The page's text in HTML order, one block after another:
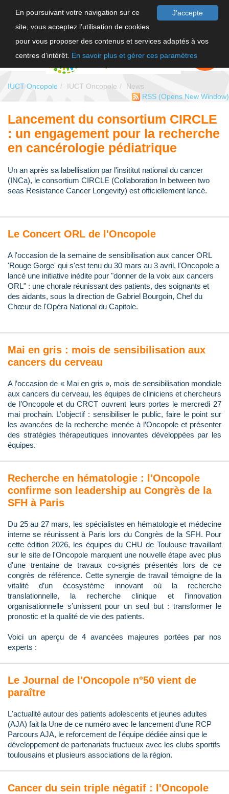
J'accepte
En poursuivant votre navigation sur ce
site, vous acceptez l’utilisation de cookies
pour vous proposer des contenus et services adaptés à vos
centres d’intérêt. En savoir plus et gérer ces paramètres
FAIRE UN
DON
IUCT Oncopole IUCT Oncopole
News
RSS (Opens New Window)
Lancement du consortium CIRCLE
: un engagement pour la recherche
en cancérologie pédiatrique
Un an après sa labellisation par l'insititut national du cancer
(INCa), le consortium CIRCLE (Collaboration In between two
seas Resistance Cancer Longevity) est officiellement lancé.
Le Concert ORL de l'Oncopole
A l'occasion de la semaine de sensibilisation aux cancer ORL
'Rouge Gorge' qui s'est tenu du 30 mars au 3 avril, l'Oncopole a
lancé une initiative inédite pour "donner de la voix aux cancers
ORL" : une chorale réunissant des patients, des soignants et
des aidants, sous la direction de Gabriel Bourgoin, Chef du
Chœur de l'Opéra National du Capitole.
Mai en gris : mois de sensibilisation aux
cancers du cerveau
A l’occasion de « Mai en gris », mois de sensibilisation mondiale
aux cancers du cerveau, les équipes de cliniciens et chercheurs
de l’Oncopole et du CRCT ouvrent leurs portes le mercredi 27
mai prochain. L’objectif : sensibiliser le public, faire le point sur
les avancées de la recherche menée à l’Oncopole et présenter
des stratégies thérapeutiques innovantes développées par les
équipes.
Recherche en hématologie : l'Oncopole
confirme son leadership au Congrès de la
SFH à Paris
Du 25 au 27 mars, les spécialistes en hématologie et médecine
interne se réunissent à Paris lors du Congrès de la SFH. Pour
cette édition 2026, les équipes du CHU de Toulouse travaillant
sur le site de l'Oncopole marquent une nouvelle étape avec plus
d'une trentaine de travaux co-signés présentés lors de ce
congrès de référence. Cette synergie de travail témoigne de la
vitalité d’un écosystème innovant où la recherche
translationnelle, la recherche clinique et l’innovation
organisationnelle s’unissent pour un seul but : transformer le
pronostic et la qualité de vie des patients.
Voici un aperçu de 4 avancées majeures portées par nos
experts :
Le Journal de l'Oncopole n°50 vient de
paraître
L'actualité autour des patients adolescents et jeunes adultes
(AJA) fait la Une de ce numéro avec le lancement d'une RCP
Parcours AJA, le reforcement de l'équipe dédiée ainsi que le
développement de partenariats fructueux avec les clubs sportifs
toulousains et plusieurs associations de la région.
Cancer du sein triple négatif : l'Oncopole